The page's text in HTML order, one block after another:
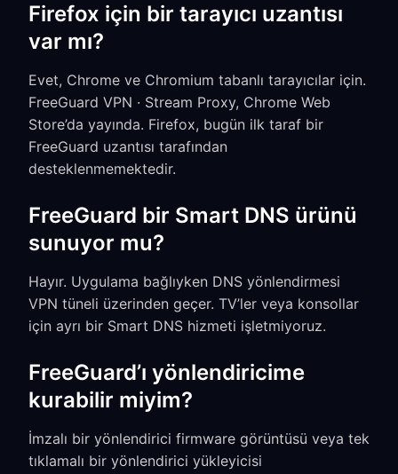
Firefox için bir tarayıcı uzantısı
var mı?
Evet, Chrome ve Chromium tabanlı tarayıcılar için.
FreeGuard VPN · Stream Proxy, Chrome Web
Store’da yayında. Firefox, bugün ilk taraf bir
FreeGuard uzantısı tarafından
desteklenmemektedir.
FreeGuard bir Smart DNS ürünü
sunuyor mu?
Hayır. Uygulama bağlıyken DNS yönlendirmesi
VPN tüneli üzerinden geçer. TV’ler veya konsollar
için ayrı bir Smart DNS hizmeti işletmiyoruz.
FreeGuard’ı yönlendiricime
kurabilir miyim?
İmzalı bir yönlendirici firmware görüntüsü veya tek
tıklamalı bir yönlendirici yükleyicisi